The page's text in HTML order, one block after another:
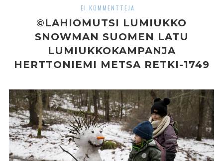
EI KOMMENTTEJA
©LAHIOMUTSI LUMIUKKO
SNOWMAN SUOMEN LATU
LUMIUKKOKAMPANJA
HERTTONIEMI METSA RETKI-1749